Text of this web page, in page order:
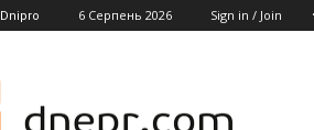
Dnipro 6 Серпень 2026 Sign in / Join
Головний